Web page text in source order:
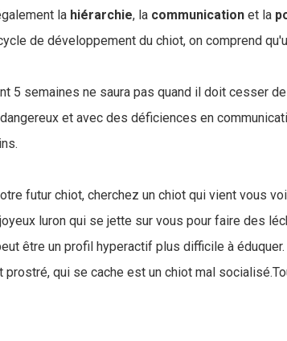
la hiérarchie, la communication et la
de développement du chiot, on comprend
5 semaines ne saura pas quand il doit cesser
et avec des déficiences en
futur chiot, cherchez un chiot qui vient vous
luron qui se jette sur vous pour faire des
être un profil hyperactif plus difficile à éduquer.
prostré, qui se cache est un chiot mal